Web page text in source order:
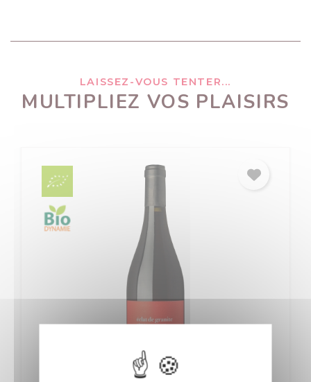
LAISSEZ-VOUS TENTER...
MULTIPLIEZ VOS PLAISIRS